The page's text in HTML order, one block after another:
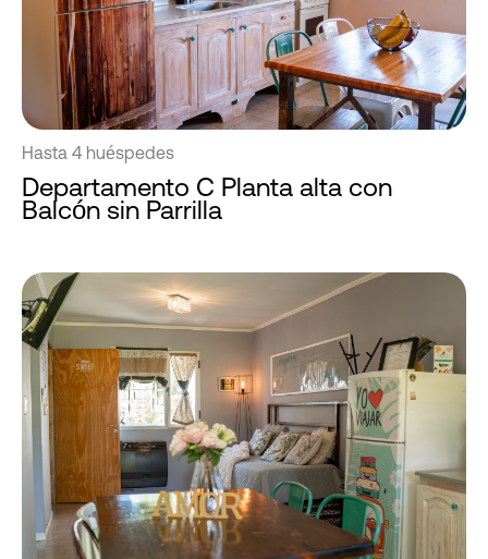
Hasta 4 huéspedes
Departamento C Planta alta con
Balcón sin Parrilla